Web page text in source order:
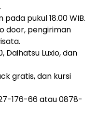
pukul 18.00 WIB.
door, pengiriman
Daihatsu Luxio, dan
gratis, dan kursi
176-66 atau 0878-